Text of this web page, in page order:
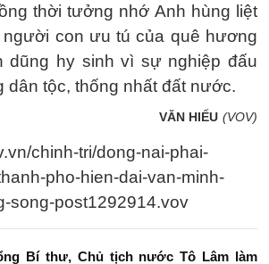
thời tưởng nhớ Anh hùng liệt
con ưu tú của quê hương
dũng hy sinh vì sự nghiệp đấu
dân tộc, thống nhất đất nước.
VĂN HIẾU (VOV)
chinh-tri/dong-nai-phai-
pho-hien-dai-van-minh-
song-post1292914.vov
Bí thư, Chủ tịch nước Tô Lâm làm